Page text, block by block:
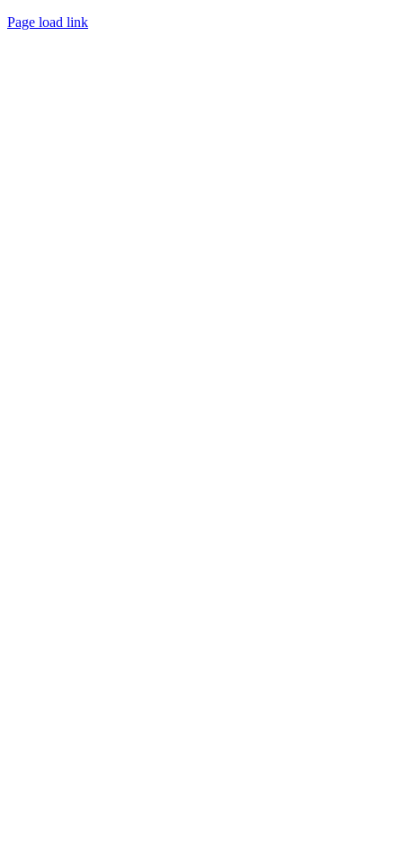
Page load link